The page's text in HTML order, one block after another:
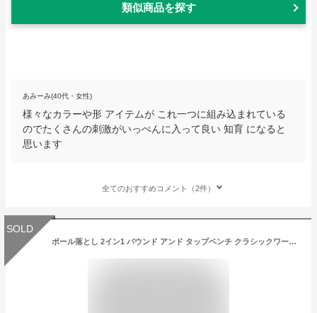
類似商品を探す
あみーみ(40代・女性)
様々なカラーや形 アイテムが これ一つに組み込まれている
のでたくさんの刺激がいっぺんに入って良い 知育 になると
思います
全てのおすすめコメント（2件）
SOLD
ボール落とし 2イン1 パウンド アンド タップベンチ クラシックワールド 木のおもちゃ 木製玩具 知育玩具 1歳 誕生日プレゼント 男の子 女の子 ハーフバースデー 出産祝い ハンマートイ たたくおもちゃ 無料 名入れ Classic world